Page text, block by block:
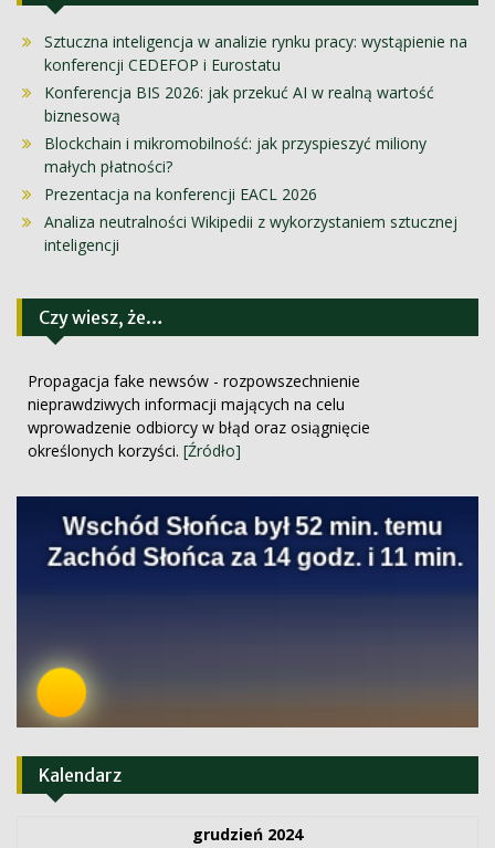
Sztuczna inteligencja w analizie rynku pracy: wystąpienie na
konferencji CEDEFOP i Eurostatu
Konferencja BIS 2026: jak przekuć AI w realną wartość
biznesową
Blockchain i mikromobilność: jak przyspieszyć miliony
małych płatności?
Prezentacja na konferencji EACL 2026
Analiza neutralności Wikipedii z wykorzystaniem sztucznej
inteligencji
Czy wiesz, że…
Propagacja fake newsów - rozpowszechnienie
nieprawdziwych informacji mających na celu
wprowadzenie odbiorcy w błąd oraz osiągnięcie
określonych korzyści. [Źródło]
Kalendarz
grudzień 2024